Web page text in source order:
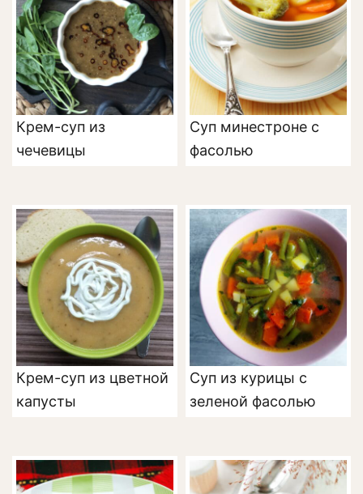
Крем-суп из
чечевицы
Суп минестроне с
фасолью
Крем-суп из цветной
капусты
Суп из курицы с
зеленой фасолью